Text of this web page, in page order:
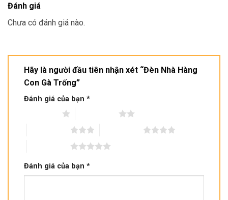
Đánh giá
Chưa có đánh giá nào.
Hãy là người đầu tiên nhận xét “Đèn Nhà Hàng
Con Gà Trống”
Đánh giá của bạn *
Đánh giá của bạn *